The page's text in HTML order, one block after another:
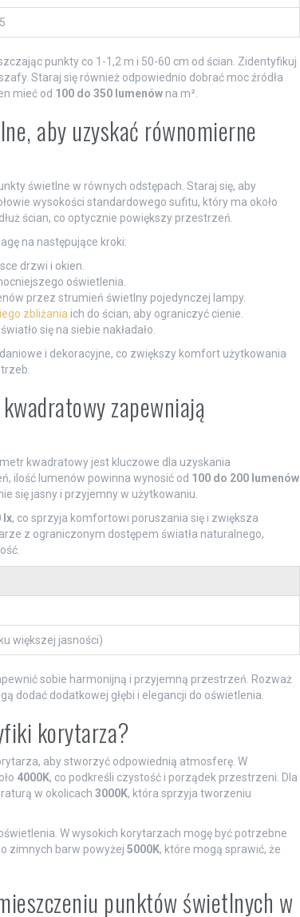
5
punkty co 1-1,2 m i 50-60 cm od ścian. Zidentyfikuj
Staraj się również odpowiednio dobrać moc źródła
mieć od 100 do 350 lumenówna m².
aby uzyskać równomierne
świetlne w równych odstępach. Staraj się, aby
wysokości standardowego sufitu, który ma około
ścian, co optycznie powiększy przestrzeń.
na następujące kroki:
drzwi i okien.
oświetlenia.
przez strumień świetlny pojedynczej lampy.
zbliżania ich do ścian, aby ograniczyć cienie.
się na siebie nakładało.
i dekoracyjne, co zwiększy komfort użytkowania
zapewniają
kwadratowy jest kluczowe dla uzyskania
ilość lumenów powinna wynosić od 100 do 200 lumenów
się jasny i przyjemny w użytkowaniu.
lx, co sprzyja komfortowi poruszania się i zwiększa
z ograniczonym dostępem światła naturalnego,
większej jasności)
sobie harmonijną i przyjemną przestrzeń. Rozważ
dodać dodatkowej głębi i elegancji do oświetlenia.
korytarza?
aby stworzyć odpowiednią atmosferę. W
4000K, co podkreśli czystość i porządek przestrzeni. Dla
w okolicach 3000K, która sprzyja tworzeniu
W wysokich korytarzach mogę być potrzebne
zimnych barw powyżej 5000K, które mogą sprawić, że
punktów świetlnych w